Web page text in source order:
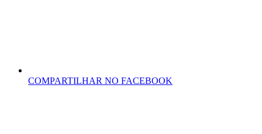
COMPARTILHAR NO FACEBOOK